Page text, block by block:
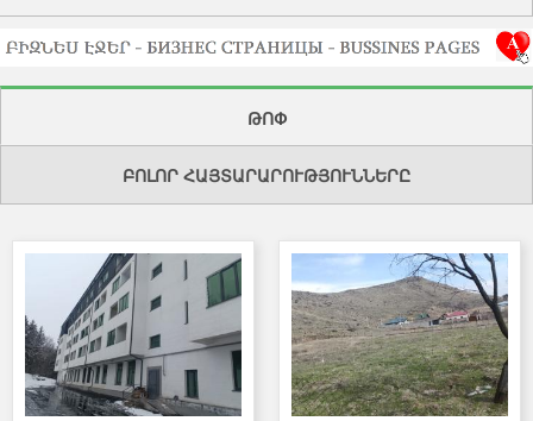
ԹՈՓ
ԲՈԼՈՐ ՀԱՅՏԱՐԱՐՈՒԹՅՈՒՆՆԵՐԸ